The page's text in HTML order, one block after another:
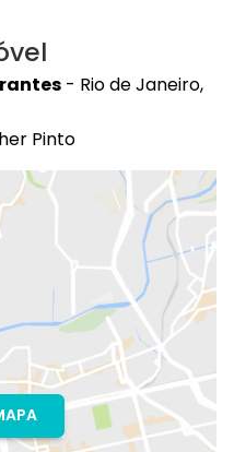
- Rio de Janeiro,
Pinto